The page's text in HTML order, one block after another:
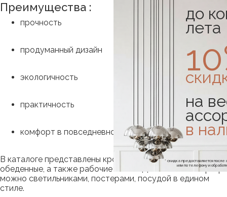
Преимущества :
прочность
продуманный дизайн
экологичность
практичность
комфорт в повседневном использовании
В каталоге представлены кровати, стулья, комоды,
обеденные, а также рабочие столы. Дополнить интерьер
можно светильниками, постерами, посудой в едином
стиле.
до
лета
на
в
* скидка предоставляется
или по телефону и